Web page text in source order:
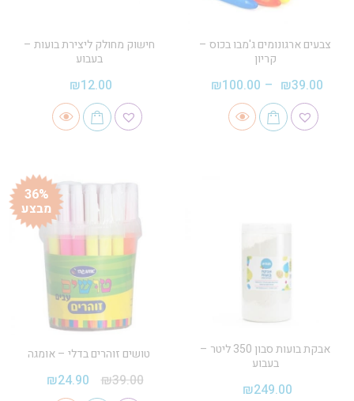
צבעים ארגונומים ג'מבו בכוס –
קריון
₪39.00
–
₪100.00
חישוק מחולק ליצירת בועות –
בעבוע
₪12.00
אבקת בועות סבון 350 ליטר –
בעבוע
₪249.00
36%
מבצע
טושים זוהרים בדלי – אומגה
₪39.00
₪24.90